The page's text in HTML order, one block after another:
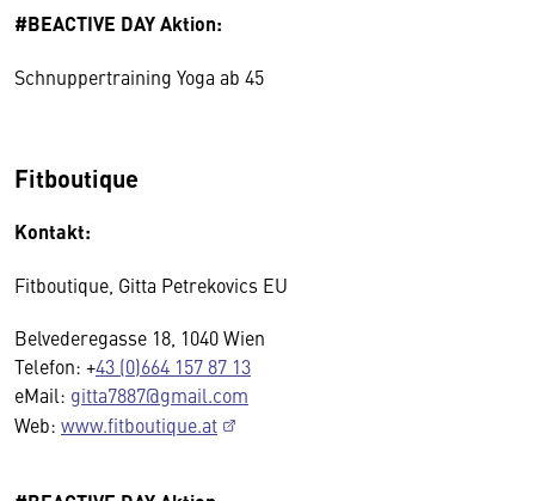
#BEACTIVE DAY Aktion:
Schnuppertraining Yoga ab 45
Fitboutique
Kontakt:
Fitboutique, Gitta Petrekovics EU
Belvederegasse 18, 1040 Wien
Telefon: +43 (0)664 157 87 13
eMail: gitta7887@gmail.com
Web: www.fitboutique.at